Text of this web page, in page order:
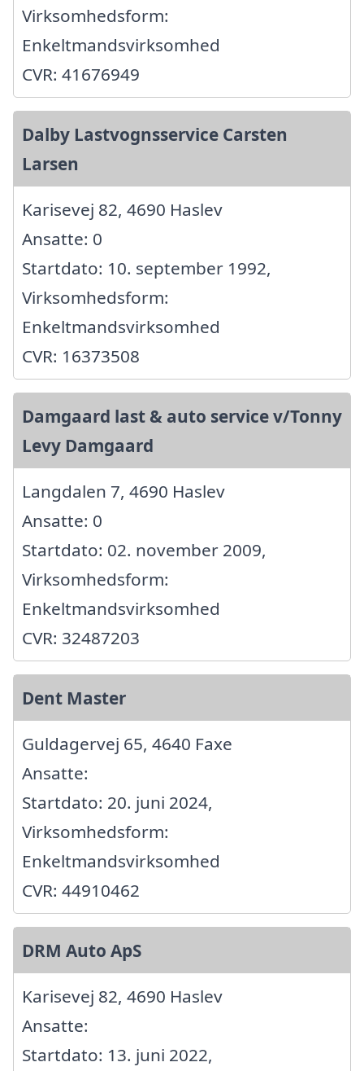
Virksomhedsform:
Enkeltmandsvirksomhed
CVR: 41676949
Dalby Lastvognsservice Carsten
Larsen
Karisevej 82, 4690 Haslev
Ansatte: 0
Startdato: 10. september 1992,
Virksomhedsform:
Enkeltmandsvirksomhed
CVR: 16373508
Damgaard last & auto service v/Tonny
Levy Damgaard
Langdalen 7, 4690 Haslev
Ansatte: 0
Startdato: 02. november 2009,
Virksomhedsform:
Enkeltmandsvirksomhed
CVR: 32487203
Dent Master
Guldagervej 65, 4640 Faxe
Ansatte:
Startdato: 20. juni 2024,
Virksomhedsform:
Enkeltmandsvirksomhed
CVR: 44910462
DRM Auto ApS
Karisevej 82, 4690 Haslev
Ansatte:
Startdato: 13. juni 2022,